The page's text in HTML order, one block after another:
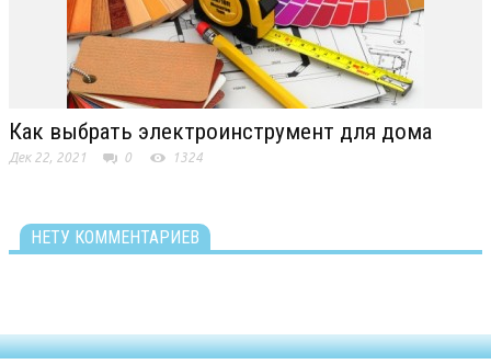
Как выбрать электроинструмент для дома
Дек 22, 2021 0 1324
НЕТУ КОММЕНТАРИЕВ